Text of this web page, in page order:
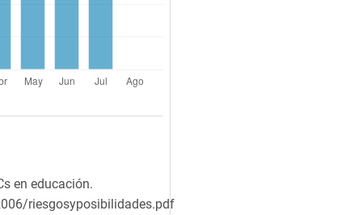
en educación.
riesgosyposibilidades.pdf